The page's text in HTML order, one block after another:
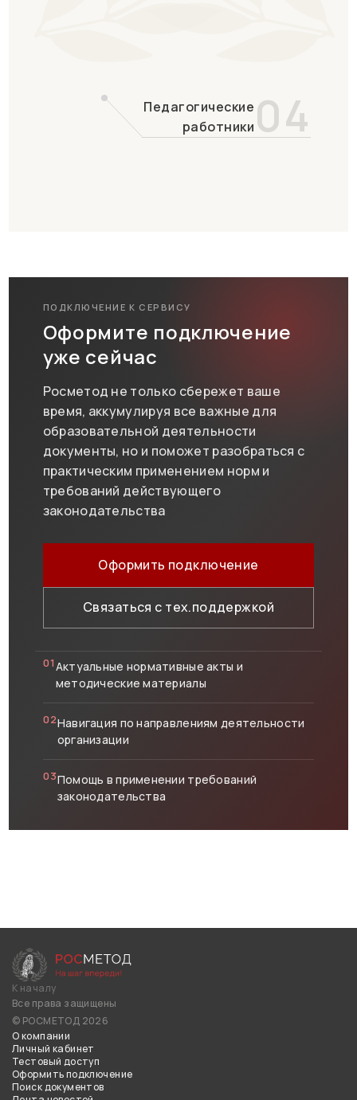
Педагогические
работники 04
ПОДКЛЮЧЕНИЕ К СЕРВИСУ
Оформите подключение
уже сейчас
Росметод не только сбережет ваше
время, аккумулируя все важные для
образовательной деятельности
документы, но и поможет разобраться с
практическим применением норм и
требований действующего
законодательства
Оформить подключение
Связаться с тех.поддержкой
01Актуальные нормативные акты и
методические материалы
02Навигация по направлениям деятельности
организации
03Помощь в применении требований
законодательства
К началу
Все права защищены
© РОСМЕТОД 2026
О компании
Личный кабинет
Тестовый доступ
Оформить подключение
Поиск документов